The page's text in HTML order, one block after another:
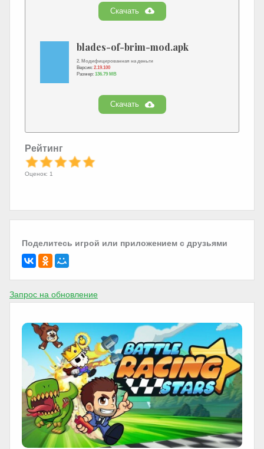
Скачать
blades-of-brim-mod.apk
2. Модифицированная на деньги
Версия: 2.19.100
Размер: 136.79 MB
Скачать
Рейтинг
Оценок: 1
Поделитесь игрой или приложением с друзьями
Запрос на обновление